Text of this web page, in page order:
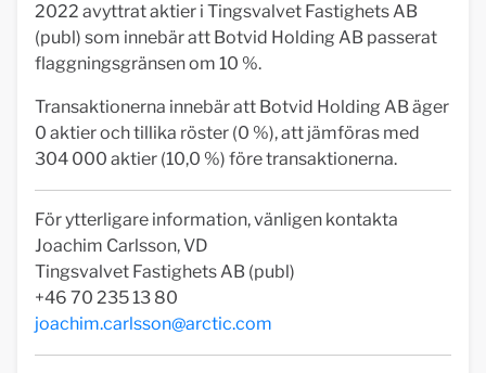
2022 avyttrat aktier i Tingsvalvet Fastighets AB
(publ) som innebär att Botvid Holding AB passerat
flaggningsgränsen om 10 %.
Transaktionerna innebär att Botvid Holding AB äger
0 aktier och tillika röster (0 %), att jämföras med
304 000 aktier (10,0 %) före transaktionerna.
För ytterligare information, vänligen kontakta
Joachim Carlsson, VD
Tingsvalvet Fastighets AB (publ)
+46 70 235 13 80
joachim.carlsson@arctic.com